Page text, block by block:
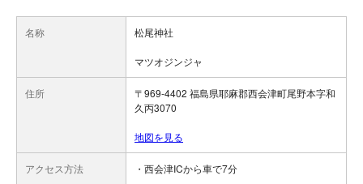
名称 松尾神社
マツオジンジャ
住所
〒969-4402 福島県耶麻郡西会津町尾野本字和
久丙3070
地図を見る
アクセス方法 ・西会津ICから車で7分